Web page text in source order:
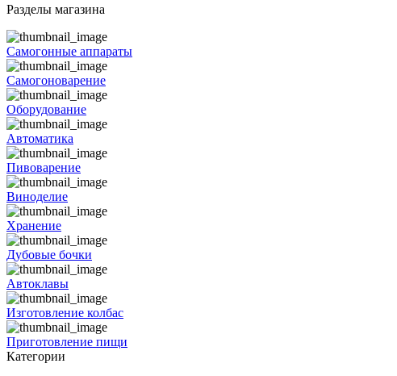
Разделы магазина
Самогонные аппараты
Самогоноварение
Оборудование
Автоматика
Пивоварение
Виноделие
Хранение
Дубовые бочки
Автоклавы
Изготовление колбас
Приготовление пищи
Категории